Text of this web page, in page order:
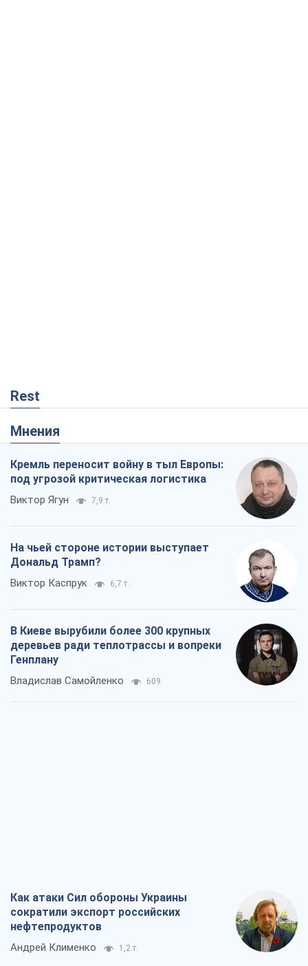
Rest
Мнения
Кремль переносит войну в тыл Европы:
под угрозой критическая логистика
Виктор Ягун 7,9 т.
На чьей стороне истории выступает
Дональд Трамп?
Виктор Каспрук 6,7 т.
В Киеве вырубили более 300 крупных
деревьев ради теплотрассы и вопреки
Генплану
Владислав Самойленко 609
Как атаки Сил обороны Украины
сократили экспорт российских
нефтепродуктов
Андрей Клименко 1,2 т.